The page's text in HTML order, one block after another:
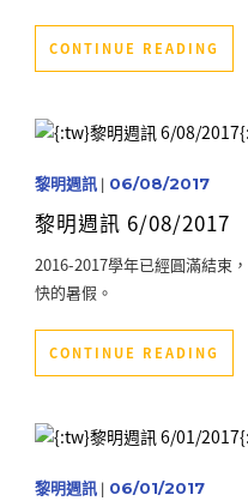
CONTINUE READING
黎明週訊| 06/08/2017
黎明週訊 6/08/2017
2016-2017學年已經圓滿結束
快的暑假。
CONTINUE READING
黎明週訊| 06/01/2017